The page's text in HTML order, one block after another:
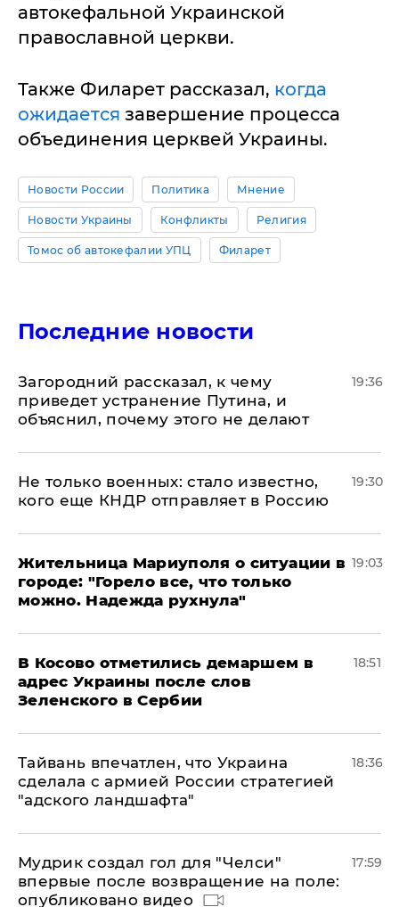
автокефальной Украинской
православной церкви.
Также Филарет рассказал, когда
ожидается завершение процесса
объединения церквей Украины.
Новости России Политика Мнение
Новости Украины Конфликты Религия
Томос об автокефалии УПЦ Филарет
Последние новости
Загородний рассказал, к чему
приведет устранение Путина, и
объяснил, почему этого не делают
19:36
Не только военных: стало известно,
кого еще КНДР отправляет в Россию
19:30
Жительница Мариуполя о ситуации в
городе: "Горело все, что только
можно. Надежда рухнула"
19:03
В Косово отметились демаршем в
адрес Украины после слов
Зеленского в Сербии
18:51
Тайвань впечатлен, что Украина
сделала с армией России стратегией
"адского ландшафта"
18:36
Мудрик создал гол для "Челси"
впервые после возвращение на поле:
опубликовано видео
17:59